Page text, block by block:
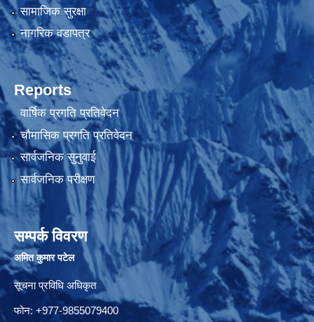
सामाजिक सुरक्षा
नागरिक वडापत्र
Reports
वार्षिक प्रगति प्रतिवेदन
चौमासिक प्रगति प्रतिवेदन
सार्वजनिक सुनुवाई
सार्वजनिक परीक्षण
सम्पर्क विवरण
अमित कुमार पटेल
सूचना प्रविधि अधिकृत
फोन: +977-9855079400